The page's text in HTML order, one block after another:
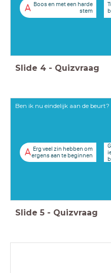
A Boos en met een harde
stem
Slide 4 - Quizvraag
Ben ik nu eindelijk aan de beurt?
A Erg veel zin hebben om
ergens aan te beginnen
Slide 5 - Quizvraag